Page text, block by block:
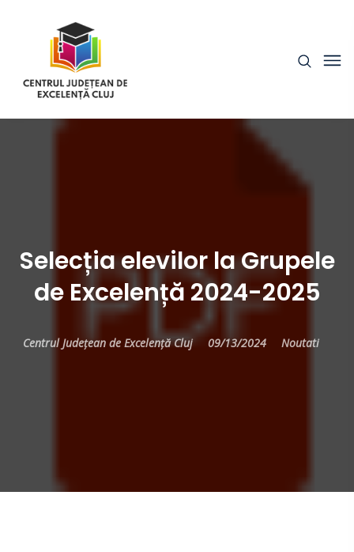
Selecția elevilor la Grupele
de Excelență 2024-2025
Centrul Județean de Excelență Cluj 09/13/2024 Noutati